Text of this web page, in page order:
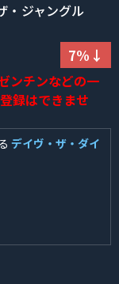
・ジャングル
7%↓
ンチンなどの一
録はできませ
デイヴ・ザ・ダイ